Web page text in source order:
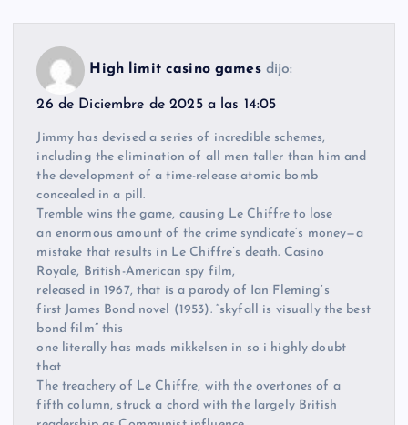
High limit casino games dijo:
26 de Diciembre de 2025 a las 14:05
Jimmy has devised a series of incredible schemes,
including the elimination of all men taller than him and
the development of a time-release atomic bomb
concealed in a pill.
Tremble wins the game, causing Le Chiffre to lose
an enormous amount of the crime syndicate’s money—a
mistake that results in Le Chiffre’s death. Casino
Royale, British-American spy film,
released in 1967, that is a parody of Ian Fleming’s
first James Bond novel (1953). “skyfall is visually the best
bond film” this
one literally has mads mikkelsen in so i highly doubt
that
The treachery of Le Chiffre, with the overtones of a
fifth column, struck a chord with the largely British